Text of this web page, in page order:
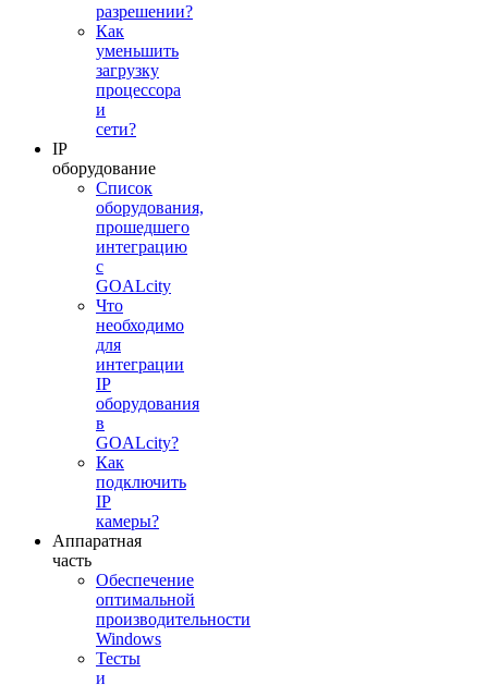
разрешении?
Как
уменьшить
загрузку
процессора
и
сети?
IP
оборудование
Список
оборудования,
прошедшего
интеграцию
с
GOALcity
Что
необходимо
для
интеграции
IP
оборудования
в
GOALcity?
Как
подключить
IP
камеры?
Аппаратная
часть
Обеспечение
оптимальной
производительности
Windows
Тесты
и